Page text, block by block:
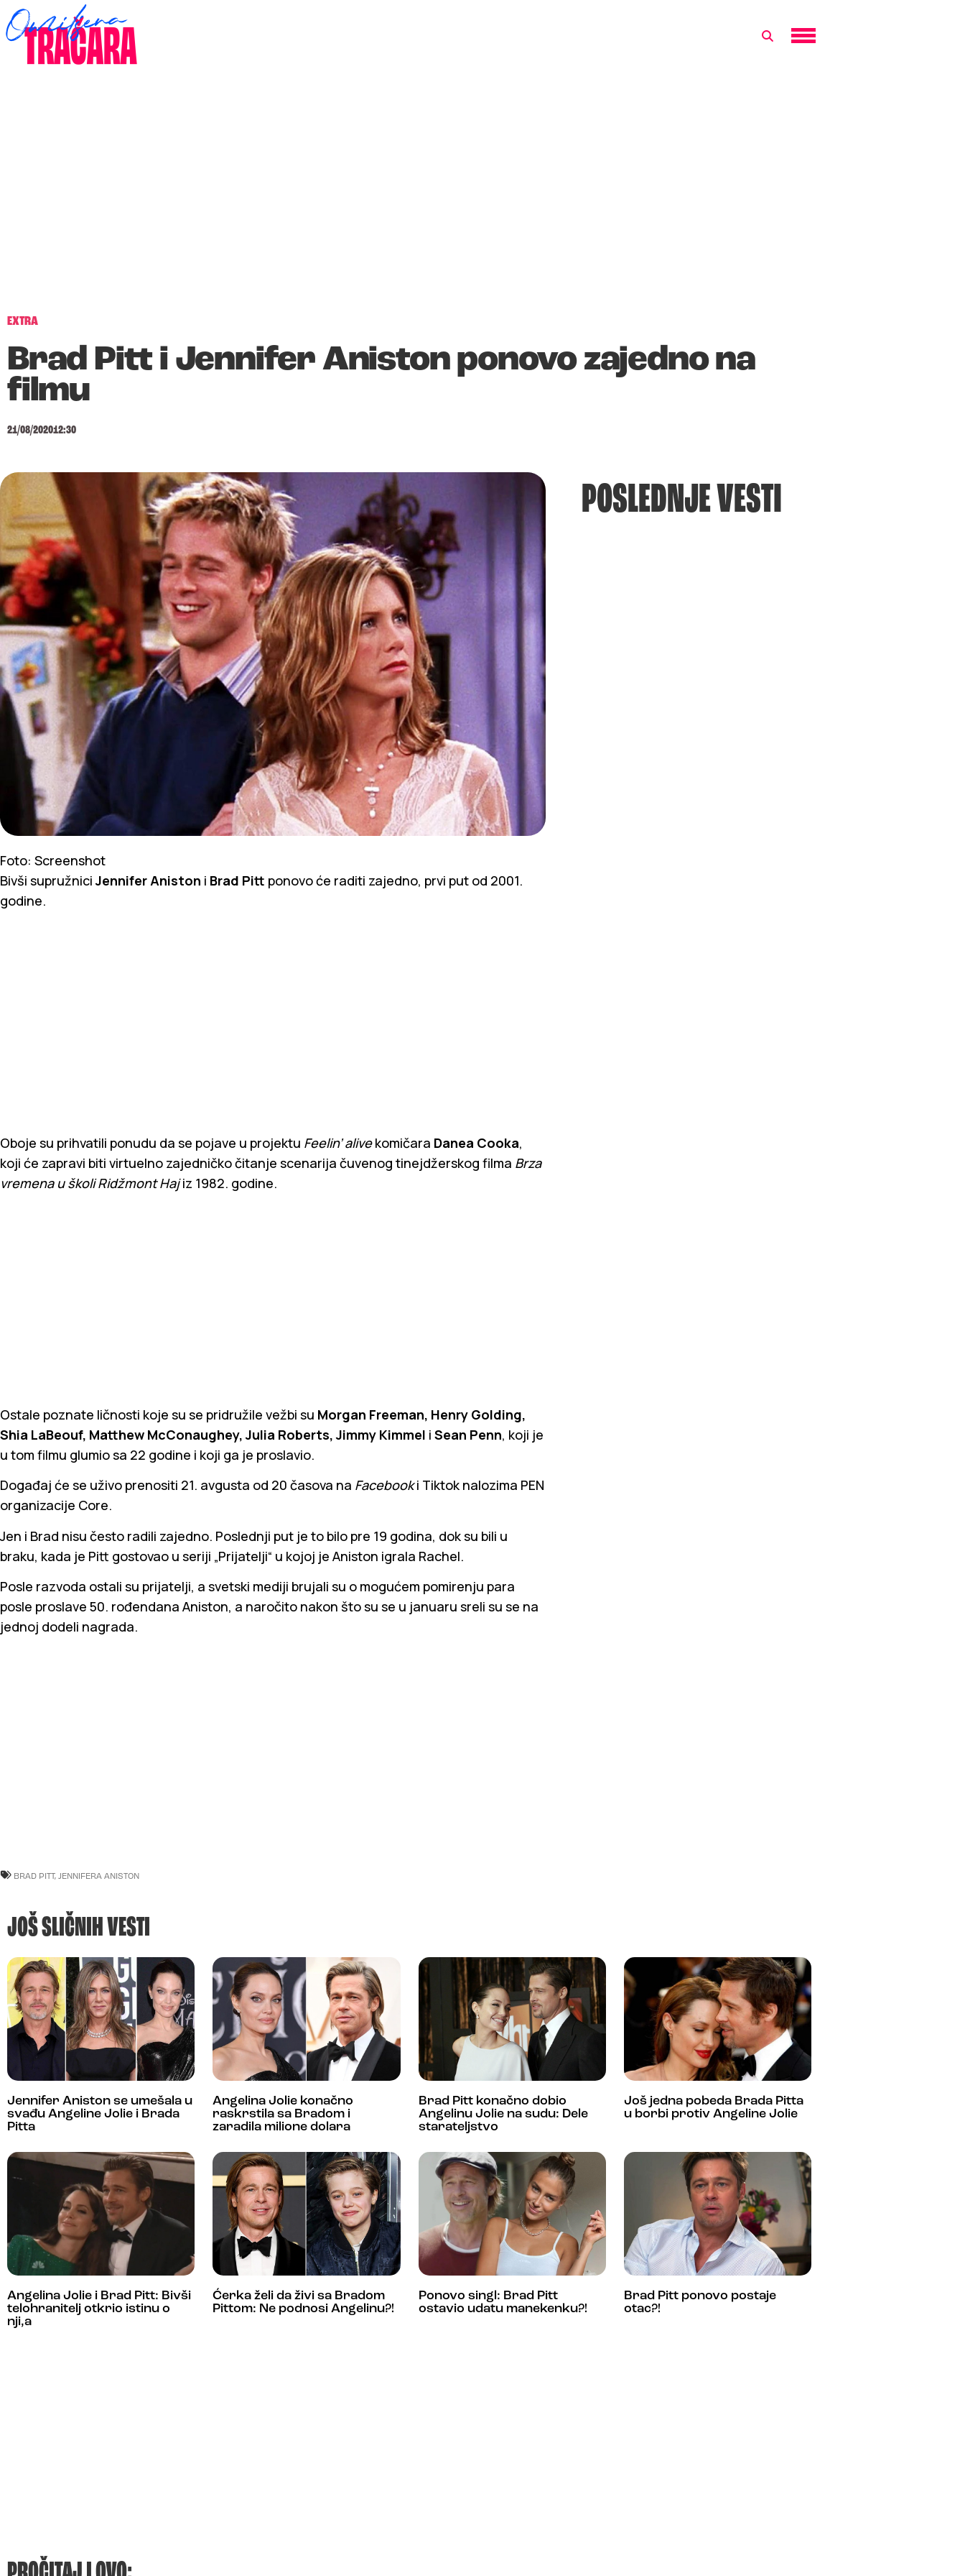
EXTRA
Brad Pitt i Jennifer Aniston ponovo zajedno na
filmu
21/08/202012:30
Foto: Screenshot
Bivši supružniciJennifer Aniston i Brad Pitt ponovo će raditi zajedno, prvi put od 2001.
godine.
Oboje su prihvatili ponudu da se pojave u projektu Feelin’ alivekomičara Danea Cooka,
koji će zapravi biti virtuelno zajedničko čitanje scenarija čuvenog tinejdžerskog filma Brza
vremena u školi Ridžmont Hajiz 1982. godine.
Ostale poznate ličnosti koje su se pridružile vežbi su Morgan Freeman, Henry Golding,
Shia LaBeouf, Matthew McConaughey, Julia Roberts, Jimmy Kimmel i Sean Penn, koji je
u tom filmu glumio sa 22 godine i koji ga je proslavio.
Događaj će se uživo prenositi 21. avgusta od 20 časova na Facebooki Tiktok nalozima PEN
organizacije Core.
Jen i Brad nisu često radili zajedno. Poslednji put je to bilo pre 19 godina, dok su bili u
braku, kada je Pitt gostovao u seriji „Prijatelji“ u kojoj je Aniston igrala Rachel.
Posle razvoda ostali su prijatelji, a svetski mediji brujali su o mogućem pomirenju para
posle proslave 50. rođendana Aniston, a naročito nakon što su se u januaru sreli su se na
jednoj dodeli nagrada.
BRAD PITT, JENNIFERA ANISTON
POSLEDNJE VESTI
JOŠ SLIČNIH VESTI
Jennifer Aniston se umešala u
svađu Angeline Jolie i Brada
Pitta
Angelina Jolie konačno
raskrstila sa Bradom i
zaradila milione dolara
Brad Pitt konačno dobio
Angelinu Jolie na sudu: Dele
starateljstvo
Još jedna pobeda Brada Pitta
u borbi protiv Angeline Jolie
Angelina Jolie i Brad Pitt: Bivši
telohranitelj otkrio istinu o
nji,a
Ćerka želi da živi sa Bradom
Pittom: Ne podnosi Angelinu?!
Ponovo singl: Brad Pitt
ostavio udatu manekenku?!
Brad Pitt ponovo postaje
otac?!